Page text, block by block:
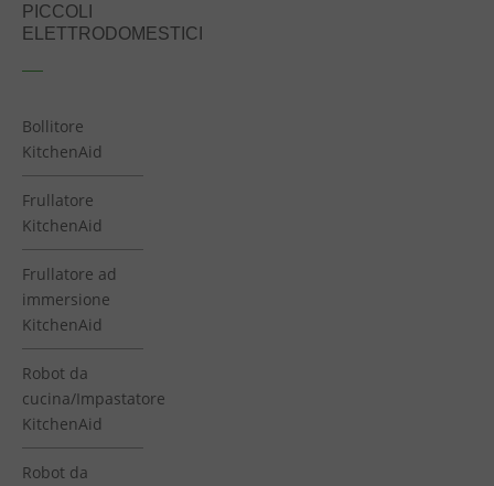
PICCOLI
ELETTRODOMESTICI
Bollitore
KitchenAid
Frullatore
KitchenAid
Frullatore ad
immersione
KitchenAid
Robot da
cucina/Impastatore
KitchenAid
Robot da